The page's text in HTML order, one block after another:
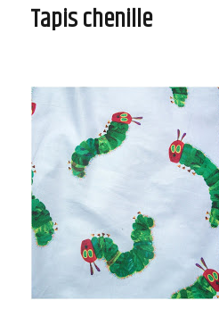
Tapis chenille